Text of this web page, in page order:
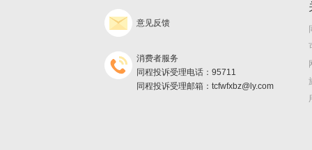
意见反馈
消费者服务
同程投诉受理电话：95711
同程投诉受理邮箱：tcfwfxbz@ly.com